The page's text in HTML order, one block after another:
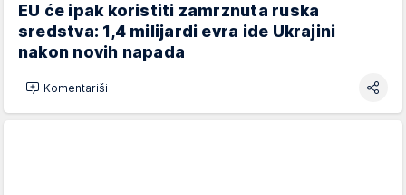
EU će ipak koristiti zamrznuta ruska
sredstva: 1,4 milijardi evra ide Ukrajini
nakon novih napada
Komentariši